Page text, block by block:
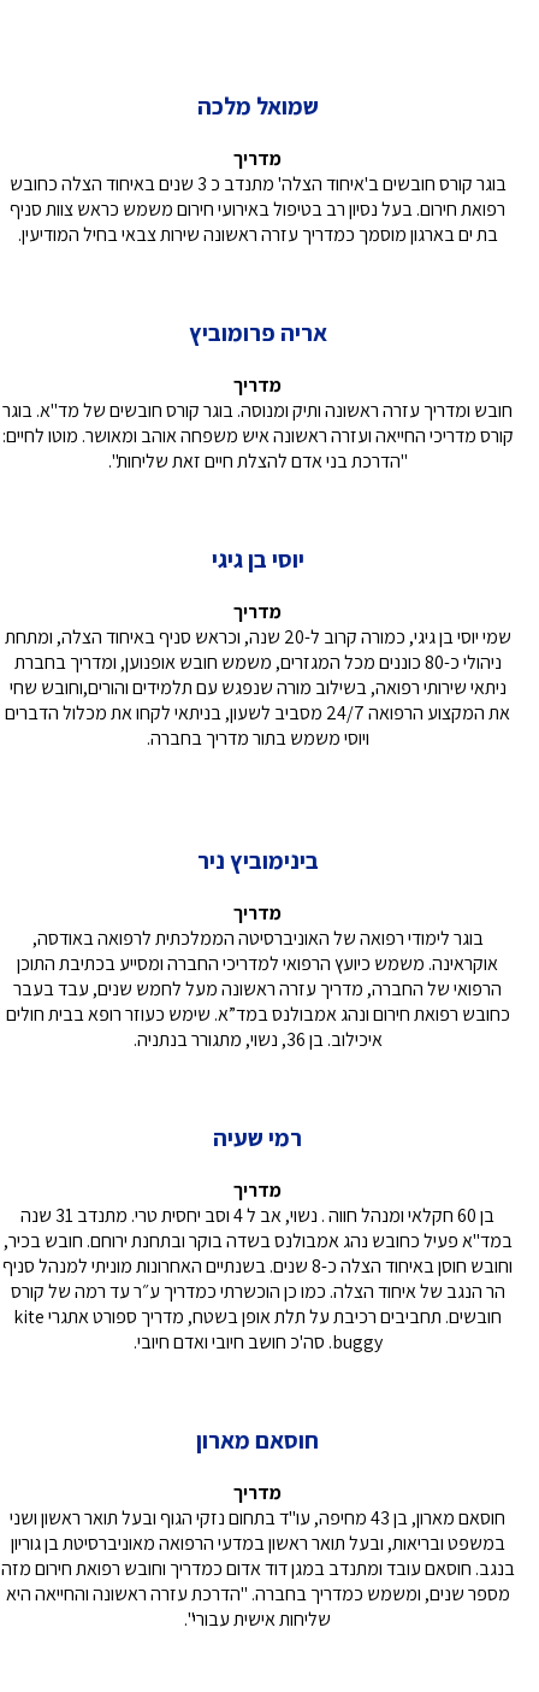
שמואל מלכה
מדריך
בוגר קורס חובשים ב'איחוד הצלה' מתנדב כ 3 שנים באיחוד הצלה כחובש
רפואת חירום. בעל נסיון רב בטיפול באירועי חירום משמש כראש צוות סניף
בת ים בארגון מוסמך כמדריך עזרה ראשונה שירות צבאי בחיל המודיעין.
אריה פרומוביץ
מדריך
חובש ומדריך עזרה ראשונה ותיק ומנוסה. בוגר קורס חובשים של מד"א. בוגר
קורס מדריכי החייאה ועזרה ראשונה איש משפחה אוהב ומאושר. מוטו לחיים:
"הדרכת בני אדם להצלת חיים זאת שליחות".
יוסי בן גיגי
מדריך
שמי יוסי בן גיגי, כמורה קרוב ל-20 שנה, וכראש סניף באיחוד הצלה, ומתחת
ניהולי כ-80 כוננים מכל המגזרים, משמש חובש אופנוען, ומדריך בחברת
ניתאי שירותי רפואה, בשילוב מורה שנפגש עם תלמידים והורים,וחובש שחי
את המקצוע הרפואה 24/7 מסביב לשעון, בניתאי לקחו את מכלול הדברים
ויוסי משמש בתור מדריך בחברה.
בינימוביץ ניר
מדריך
בוגר לימודי רפואה של האוניברסיטה הממלכתית לרפואה באודסה,
אוקראינה. משמש כיועץ הרפואי למדריכי החברה ומסייע בכתיבת התוכן
הרפואי של החברה, מדריך עזרה ראשונה מעל לחמש שנים, עבד בעבר
כחובש רפואת חירום ונהג אמבולנס במד”א. שימש כעוזר רופא בבית חולים
איכילוב. בן 36, נשוי, מתגורר בנתניה.
רמי שעיה
מדריך
בן 60 חקלאי ומנהל חווה . נשוי, אב ל 4 וסב יחסית טרי. מתנדב 31 שנה
במד"א פעיל כחובש נהג אמבולנס בשדה בוקר ובתחנת ירוחם. חובש בכיר,
וחובש חוסן באיחוד הצלה כ-8 שנים. בשנתיים האחרונות מוניתי למנהל סניף
הר הנגב של איחוד הצלה. כמו כן הוכשרתי כמדריך ע״ר עד רמה של קורס
חובשים. תחביבים רכיבת על תלת אופן בשטח, מדריך ספורט אתגרי kite
buggy. סה'כ חושב חיובי ואדם חיובי.
חוסאם מארון
מדריך
חוסאם מארון, בן 43 מחיפה, עו"ד בתחום נזקי הגוף ובעל תואר ראשון ושני
במשפט ובריאות, ובעל תואר ראשון במדעי הרפואה מאוניברסיטת בן גוריון
בנגב. חוסאם עובד ומתנדב במגן דוד אדום כמדריך וחובש רפואת חירום מזה
מספר שנים, ומשמש כמדריך בחברה. "הדרכת עזרה ראשונה והחייאה היא
שליחות אישית עבורי".